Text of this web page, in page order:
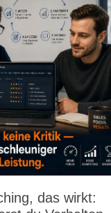
das wirkt: